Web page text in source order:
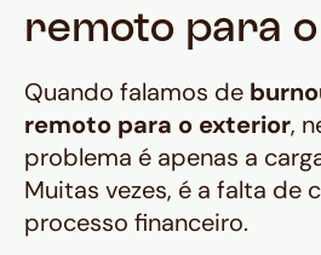
remoto para
Quando falamos de
remoto para o exterior,
problema é apenas a
Muitas vezes, é a falta de
processo financeiro.